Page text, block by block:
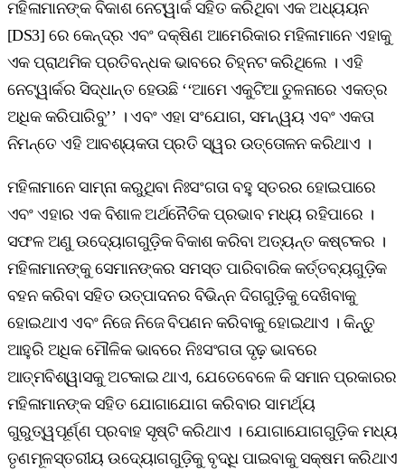
ମହିଳାମାନଙ୍କ ବିକାଶ ନେଟ୍‌ୱାର୍କ ସହିତ କରିଥିବା ଏକ ଅଧ୍ୟୟନ
[DS3] ରେ କେନ୍ଦ୍ର ଏବଂ ଦକ୍ଷିଣ ଆମେରିକାର ମହିଳାମାନେ ଏହାକୁ
ଏକ ପ୍ରାଥମିକ ପ୍ରତିବନ୍ଧକ ଭାବରେ ଚିହ୍ନଟ କରିଥିଲେ । ଏହି
ନେଟ୍‌ୱାର୍କର ସିଦ୍ଧାନ୍ତ ହେଉଛି ‘‘ଆମେ ଏକୁଟିଆ ତୁଳନାରେ ଏକତ୍ର
ଅଧିକ କରିପାରିବୁ’’ । ଏବଂ ଏହା ସଂଯୋଗ, ସମନ୍ୱୟ ଏବଂ ଏକତା
ନିମନ୍ତେ ଏହି ଆବଶ୍ୟକତା ପ୍ରତି ସ୍ୱର ଉତ୍ତୋଳନ କରିଥାଏ ।
ମହିଳାମାନେ ସାମ୍ନା କରୁଥିବା ନିଃସଂଗତା ବହୁ ସ୍ତରର ହୋଇପାରେ
ଏବଂ ଏହାର ଏକ ବିଶାଳ ଅର୍ଥନୈତିକ ପ୍ରଭାବ ମଧ୍ୟ ରହିପାରେ ।
ସଫଳ ଅଣୁ ଉଦ୍ୟୋଗଗୁଡ଼ିକ ବିକାଶ କରିବା ଅତ୍ୟନ୍ତ କଷ୍ଟକର ।
ମହିଳାମାନଙ୍କୁ ସେମାନଙ୍କର ସମସ୍ତ ପାରିବାରିକ କର୍ତ୍ତବ୍ୟଗୁଡ଼ିକ
ବହନ କରିବା ସହିତ ଉତ୍ପାଦନର ବିଭିନ୍ନ ଦିଗଗୁଡ଼ିକୁ ଦେଖିବାକୁ
ହୋଇଥାଏ ଏବଂ ନିଜେ ନିଜେ ବିପଣନ କରିବାକୁ ହୋଇଥାଏ । କିନ୍ତୁ
ଆହୁରି ଅଧିକ ମୌଳିକ ଭାବରେ ନିଃସଂଗତା ଦୃଢ଼ ଭାବରେ
ଆତ୍ମବିଶ୍ୱାସକୁ ଅଟକାଇ ଥାଏ, ଯେତେବେଳେ କି ସମାନ ପ୍ରକାରର
ମହିଳାମାନଙ୍କ ସହିତ ଯୋଗାଯୋଗ କରିବାର ସାମର୍ଥ୍ୟ
ଗୁରୁତ୍ୱପୂର୍ଣ୍ଣ ପ୍ରବାହ ସୃଷ୍ଟି କରିଥାଏ । ଯୋଗାଯୋଗଗୁଡ଼ିକ ମଧ୍ୟ
ତୃଣମୂଳସ୍ତରୀୟ ଉଦ୍ୟୋଗଗୁଡ଼ିକୁ ବୃଦ୍ଧି ପାଇବାକୁ ସକ୍ଷମ କରିଥାଏ